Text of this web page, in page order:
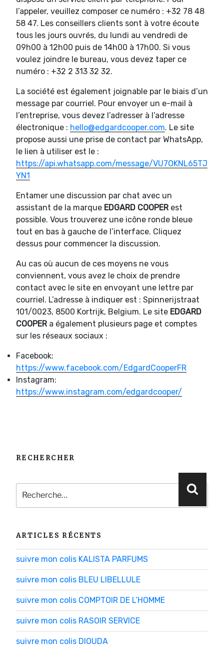
l’appeler, veuillez composer ce numéro : +32 78 48
58 47. Les conseillers clients sont à votre écoute
tous les jours ouvrés, du lundi au vendredi de
09h00 à 12h00 puis de 14h00 à 17h00. Si vous
voulez joindre le bureau, vous devez taper ce
numéro : +32 2 313 32 32.
La société est également joignable par le biais d’un
message par courriel. Pour envoyer un e-mail à
l’entreprise, vous devez l’adresser à l’adresse
électronique : hello@edgardcooper.com. Le site
propose aussi une prise de contact par WhatsApp,
le lien à utiliser est le :
https://api.whatsapp.com/message/VU7OKNL65TJ
YN1
Entamer une discussion par chat avec un
assistant de la marque EDGARD COOPER est
possible. Vous trouverez une icône ronde bleue
tout en bas à gauche de l’interface. Cliquez
dessus pour commencer la discussion.
Au cas où aucun de ces moyens ne vous
conviennent, vous avez le choix de prendre
contact avec le site en envoyant une lettre par
courriel. L’adresse à indiquer est : Spinnerijstraat
101/0023, 8500 Kortrijk, Belgium. Le site EDGARD
COOPER a également plusieurs page et comptes
sur les réseaux sociaux :
Facebook:
https://www.facebook.com/EdgardCooperFR
Instagram:
https://www.instagram.com/edgardcooper/
RECHERCHER
Recherche
pour
:
ARTICLES RÉCENTS
suivre mon colis KALISTA PARFUMS
suivre mon colis BLEU LIBELLULE
suivre mon colis COMPTOIR DE L’HOMME
suivre mon colis RASOIR SERVICE
suivre mon colis DIOUDA